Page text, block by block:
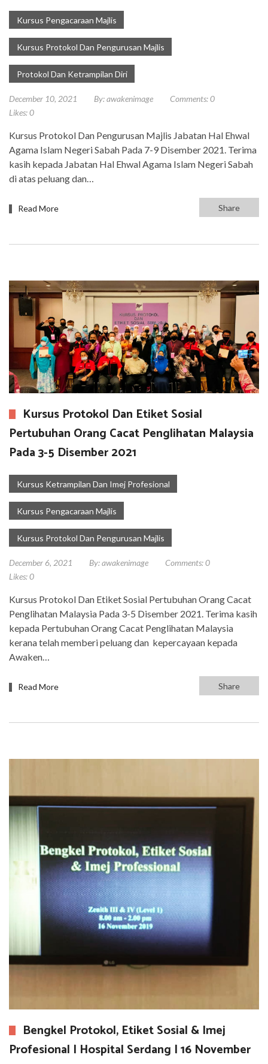
Kursus Pengacaraan Majlis
Kursus Protokol Dan Pengurusan Majlis
Protokol Dan Ketrampilan Diri
December 10, 2021 By:awakenimage Comments:0
Likes:0
Kursus Protokol Dan Pengurusan Majlis Jabatan Hal Ehwal
Agama Islam Negeri Sabah Pada 7-9 Disember 2021. Terima
kasih kepada Jabatan Hal Ehwal Agama Islam Negeri Sabah
di atas peluang dan…
Read More Share
Kursus Protokol Dan Etiket Sosial
Pertubuhan Orang Cacat Penglihatan Malaysia
Pada 3-5 Disember 2021
Kursus Ketrampilan Dan Imej Profesional
Kursus Pengacaraan Majlis
Kursus Protokol Dan Pengurusan Majlis
December 6, 2021 By:awakenimage Comments:0
Likes:0
Kursus Protokol Dan Etiket Sosial Pertubuhan Orang Cacat
Penglihatan Malaysia Pada 3-5 Disember 2021. Terima kasih
kepada Pertubuhan Orang Cacat Penglihatan Malaysia
kerana telah memberi peluang dan kepercayaan kepada
Awaken…
Read More Share
Bengkel Protokol, Etiket Sosial & Imej
Profesional | Hospital Serdang | 16 November